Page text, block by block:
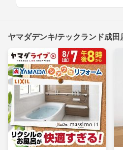
ヤマダデンキ/テックランド成田